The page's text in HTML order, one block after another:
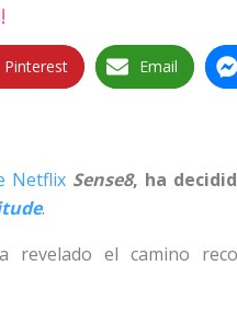
Pinterest Email
Netflix Sense8, ha
.
revelado el camino